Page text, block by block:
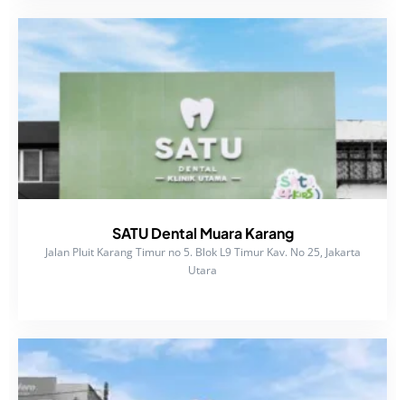
SATU Dental Muara Karang
Jalan Pluit Karang Timur no 5. Blok L9 Timur Kav. No 25, Jakarta
Utara